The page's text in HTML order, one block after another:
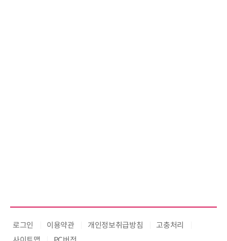
로그인 이용약관 개인정보취급방침
고충처리